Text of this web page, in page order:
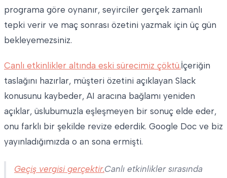
programa göre oynanır, seyirciler gerçek zamanlı
tepki verir ve maç sonrası özetini yazmak için üç gün
bekleyemezsiniz.
Canlı etkinlikler altında eski sürecimiz çöktü.İçeriğin
taslağını hazırlar, müşteri özetini açıklayan Slack
konusunu kaybeder, AI aracına bağlamı yeniden
açıklar, üslubumuzla eşleşmeyen bir sonuç elde eder,
onu farklı bir şekilde revize ederdik. Google Doc ve biz
yayınladığımızda o an sona ermişti.
Geçiş vergisi gerçektir.Canlı etkinlikler sırasında